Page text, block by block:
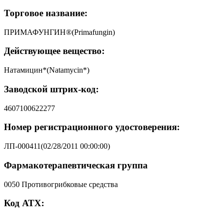
Торговое название:
ПРИМАФУНГИН®(Primafungin)
Действующее вещество:
Натамицин*(Natamycin*)
Заводской штрих-код:
4607100622277
Номер регистрационного удостоверения:
ЛП-000411(02/28/2011 00:00:00)
Фармакотерапевтическая группа
0050 Противогрибковые средства
Код АТХ: